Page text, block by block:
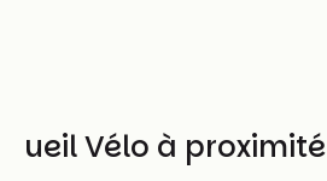
Vélo à proximité